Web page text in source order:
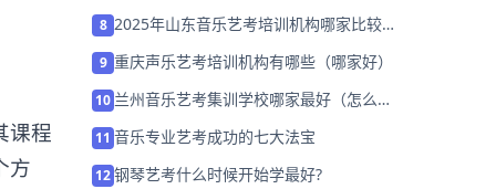
课程
方
8 2025年山东音乐艺考培训机构哪家比较好
9 重庆声乐艺考培训机构有哪些（哪家好）
10 兰州音乐艺考集训学校哪家最好（怎么选
11 音乐专业艺考成功的七大法宝
12钢琴艺考什么时候开始学最好?